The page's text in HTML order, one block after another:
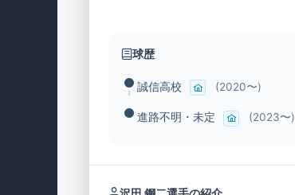
球歴
誠信高校 (2020〜)
進路不明・未定 (2023〜)